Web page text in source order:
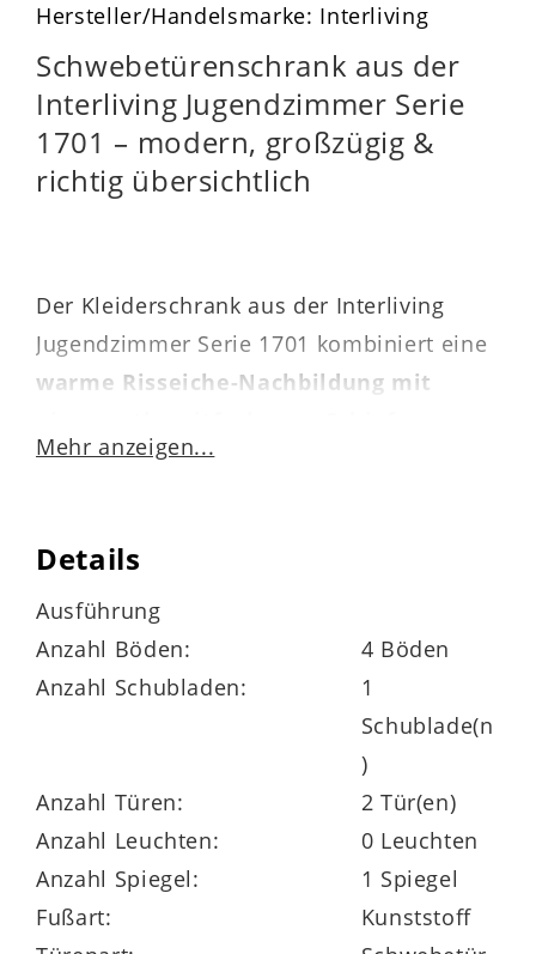
Hersteller/Handelsmarke: Interliving
Schwebetürenschrank aus der
Interliving Jugendzimmer Serie
1701 – modern, großzügig &
richtig übersichtlich
Der Kleiderschrank aus der Interliving
Jugendzimmer Serie 1701 kombiniert eine
warme Risseiche-Nachbildung mit
Nachbildungund bringt damit einen
sorgt für ein wohnliches Flair, während die
dunklen Akzente einen eleganten Kontrast
setzen. Die anthrazitfarbenen Griffleisten
greifen das Design stimmig auf und
runden den Schrank stilvoll ab.
Viel Platz und eine durchdachte
Innenaufteilung
Mehr anzeigen...
Details
Ausführung
Anzahl Böden:
4 Böden
Anzahl Schubladen:
1
Schublade(n
)
Anzahl Türen:
2 Tür(en)
Anzahl Leuchten:
0 Leuchten
Anzahl Spiegel:
1 Spiegel
Fußart:
Kunststoff